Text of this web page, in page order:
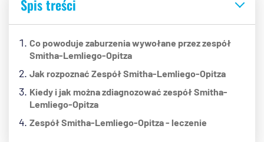
Spis treści
Co powoduje zaburzenia wywołane przez zespół
Smitha-Lemliego-Opitza
Jak rozpoznać Zespół Smitha-Lemliego-Opitza
Kiedy i jak można zdiagnozować zespół Smitha-
Lemliego-Opitza
Zespół Smitha-Lemliego-Opitza - leczenie